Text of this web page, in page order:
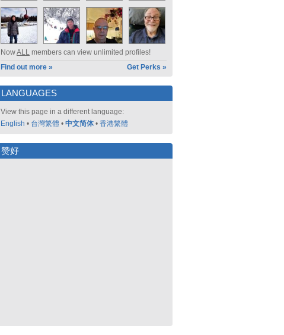
NowALL members can view unlimited profiles!
Find out more »
Get Perks »
LANGUAGES
View this page in a different language:
English • 台灣繁體 • 中文简体 • 香港繁體
赞好